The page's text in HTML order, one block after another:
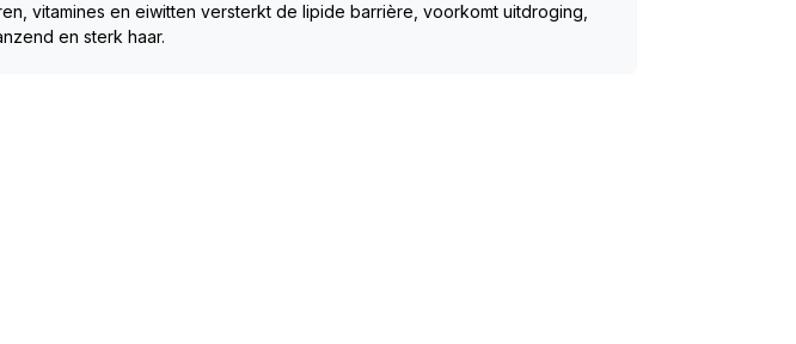
vitamines en eiwitten versterkt de lipide barrière, voorkomt uitdroging,
en sterk haar.